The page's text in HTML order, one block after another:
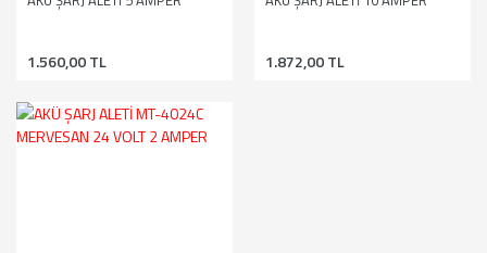
1.560,00 TL 1.872,00 TL